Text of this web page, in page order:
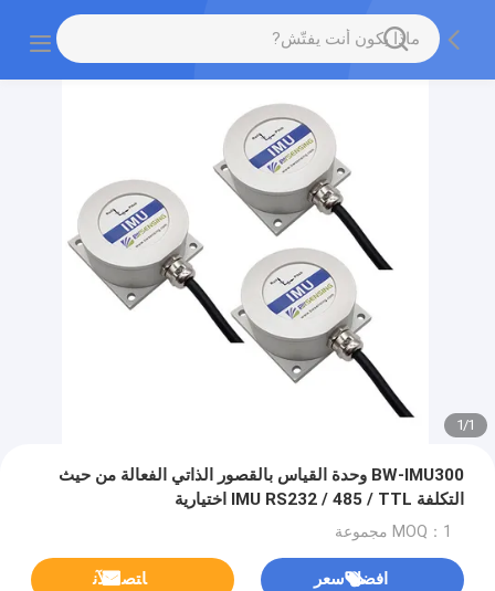
1
/
1
BW-IMU300 وحدة القياس بالقصور الذاتي الفعالة من حيث
التكلفة IMU RS232 / 485 / TTL اختيارية
MOQ：1 مجموعة
افضل سعر ﺎﺘﺼﻟ ﺍﻶﻧ